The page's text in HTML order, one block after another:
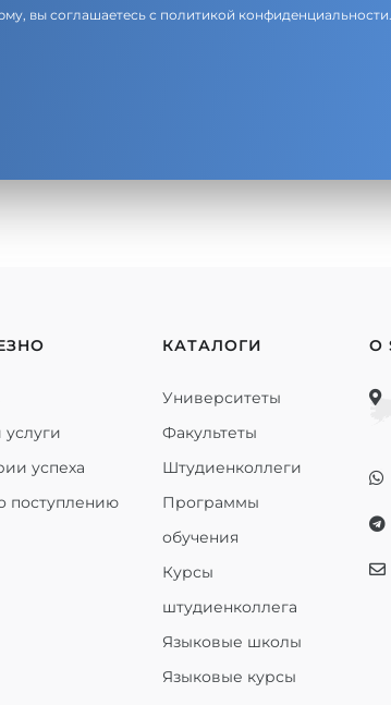
вы соглашаетесь с политикой конфиденциальности
успеха
поступлению
КАТАЛОГИ
Университеты
Факультеты
Штудиенколлеги
Программы
обучения
Курсы
штудиенколлега
Языковые школы
Языковые курсы
О